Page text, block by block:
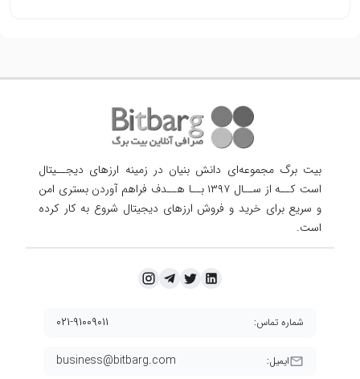
بیت برگ مجموعه‌ای دانش بنیان در زمینه ارزهای دیجــیتال
است کــه از ســال ۱۳۹۷ بــا هــدف فراهم آوردن
بستری امن
و سریع برای خرید و فروش ارزهای دیجیتال شروع به کار کرده
است.
ایمیل: business@bitbarg.com
شماره تماس: ۰۲۱-۹۱۰۰۹۰۱۱